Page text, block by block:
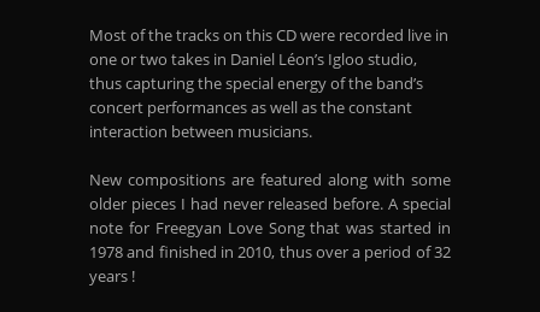
Most of the tracks on this CD were recorded live in
one or two takes in Daniel Léon’s Igloo studio,
thus capturing the special energy of the band’s
concert performances as well as the constant
interaction between musicians.
New compositions are featured along with some
older pieces I had never released before. A special
note for Freegyan Love Song that was started in
1978 and finished in 2010, thus over a period of 32
years !